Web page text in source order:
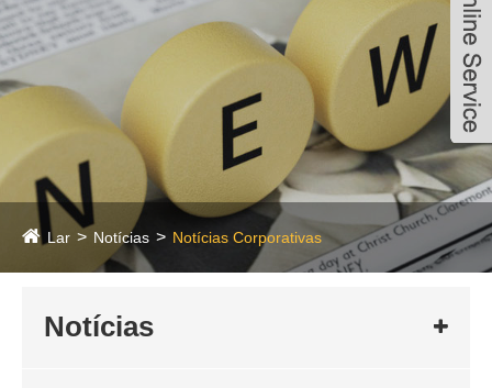
Lar Notícias Notícias Corporativas
Notícias